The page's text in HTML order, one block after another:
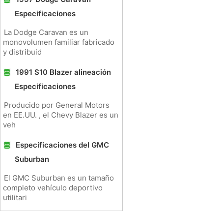
Especificaciones
La Dodge Caravan es un
monovolumen familiar fabricado
y distribuid
1991 S10 Blazer alineación
Especificaciones
Producido por General Motors
en EE.UU. , el Chevy Blazer es un
veh
Especificaciones del GMC
Suburban
El GMC Suburban es un tamaño
completo vehículo deportivo
utilitari